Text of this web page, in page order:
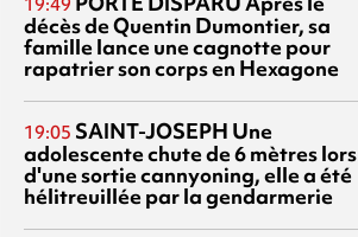
décès de Quentin Dumontier, sa
famille lance une cagnotte pour
rapatrier son corps en Hexagone
19:05 SAINT-JOSEPH Une
adolescente chute de 6 mètres lors
d'une sortie cannyoning, elle a été
hélitreuillée par la gendarmerie